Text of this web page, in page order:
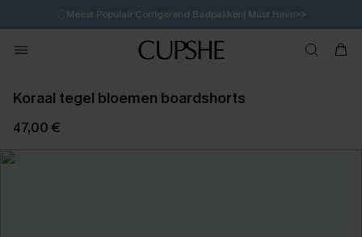
🩱Meest Populair Corrigerend Badpakken| Must Have>>
💌Abonneer je & ontvang tot 15% korting>>
Koop 3, krijg 15% korting | CODE: SW15 14H:42M:49S
Koraal tegel bloemen boardshorts
47,00 €